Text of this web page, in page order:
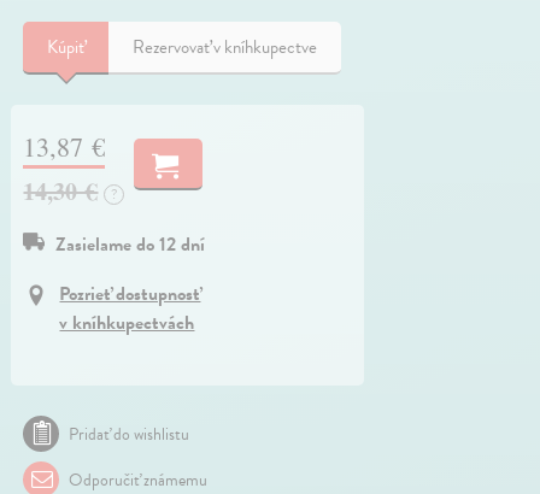
Kúpiť Rezervovať v kníhkupectve
13,87 €
14,30 €
?
Zasielame do 12 dní
Pozrieť dostupnosť
v kníhkupectvách
Pridať do wishlistu
Odporučiť známemu